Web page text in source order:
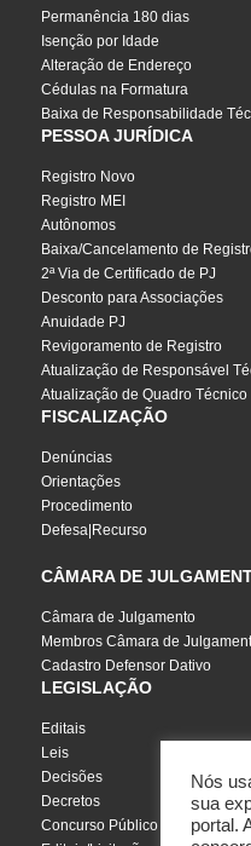
Permanência 180 dias
Isenção por Idade
Alteração de Endereço
Cédulas na Formatura
Baixa de Responsabilidade
PESSOA JURÍDICA
Registro Novo
Registro MEI
Autônomos
Baixa/Cancelamento de
2ª Via de Certificado de PJ
Desconto para Associações
Anuidade PJ
Revigoramento de Registro
Atualização de Responsável
Atualização de Quadro Técnico
FISCALIZAÇÃO
Denúncias
Orientações
Procedimento
Defesa|Recurso
CÂMARA DE
Câmara de Julgamento
Membros Câmara de
Cadastro Defensor Dativo
LEGISLAÇÃO
Editais
Leis
Decisões
Decretos
Concurso Público
Nós
sua
portal.